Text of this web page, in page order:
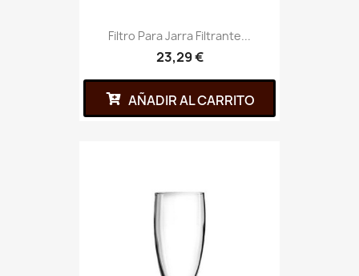
Filtro Para Jarra Filtrante...
23,29 €
AÑADIR AL CARRITO